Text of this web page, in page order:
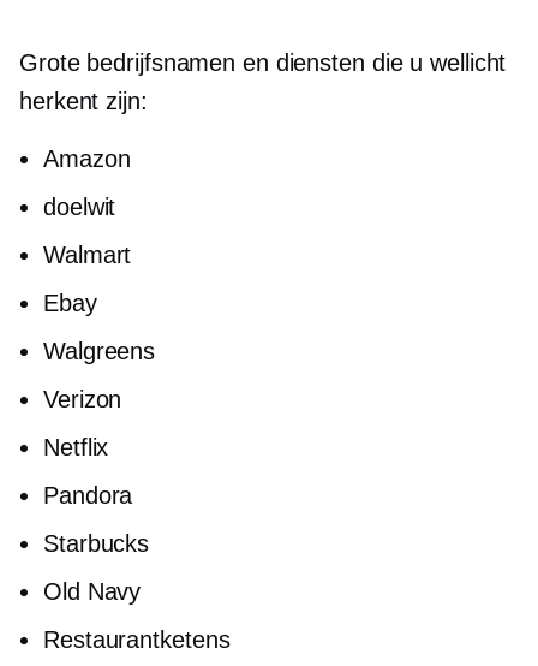
Grote bedrijfsnamen en diensten die u wellicht
herkent zijn:
Amazon
doelwit
Walmart
Ebay
Walgreens
Verizon
Netflix
Pandora
Starbucks
Old Navy
Restaurantketens